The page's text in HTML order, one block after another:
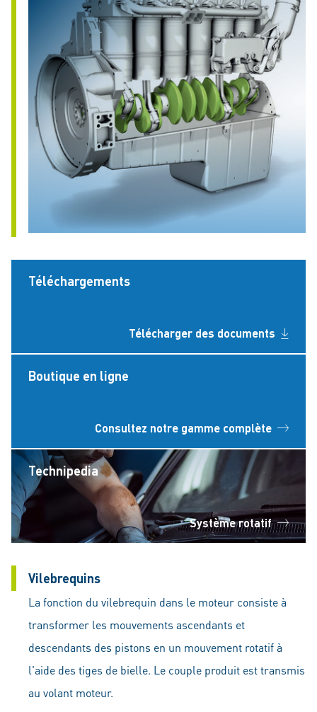
Téléchargements
Télécharger des documents
Boutique en ligne
Consultez notre gamme complète
Technipedia
Système rotatif
Vilebrequins
La fonction du vilebrequin dans le moteur consiste à
transformer les mouvements ascendants et
descendants des pistons en un mouvement rotatif à
l'aide des tiges de bielle. Le couple produit est transmis
au volant moteur.